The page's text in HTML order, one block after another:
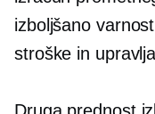
izboljšano
stroške in